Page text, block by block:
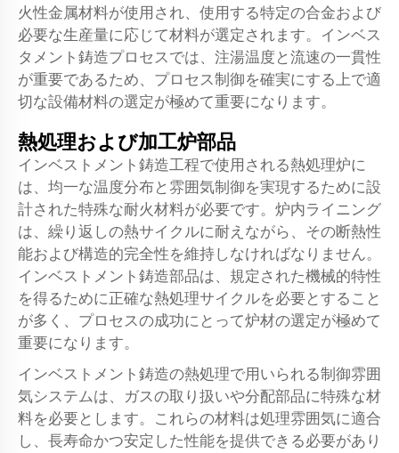
火性金属材料が使用され、使用する特定の合金および
必要な生産量に応じて材料が選定されます。インベス
タメント鋳造プロセスでは、注湯温度と流速の一貫性
が重要であるため、プロセス制御を確実にする上で適
切な設備材料の選定が極めて重要になります。
熱処理および加工炉部品
インベストメント鋳造工程で使用される熱処理炉に
は、均一な温度分布と雰囲気制御を実現するために設
計された特殊な耐火材料が必要です。炉内ライニング
は、繰り返しの熱サイクルに耐えながら、その断熱性
能および構造的完全性を維持しなければなりません。
インベストメント鋳造部品は、規定された機械的特性
を得るために正確な熱処理サイクルを必要とすること
が多く、プロセスの成功にとって炉材の選定が極めて
重要になります。
インベストメント鋳造の熱処理で用いられる制御雰囲
気システムは、ガスの取り扱いや分配部品に特殊な材
料を必要とします。これらの材料は処理雰囲気に適合
し、長寿命かつ安定した性能を提供できる必要があり